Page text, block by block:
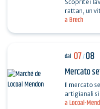
a Brech
Scoprite i
rattan, un
a Locoal-
dal 07/08
Mercato
Il mercato
artigianali
19.00 in